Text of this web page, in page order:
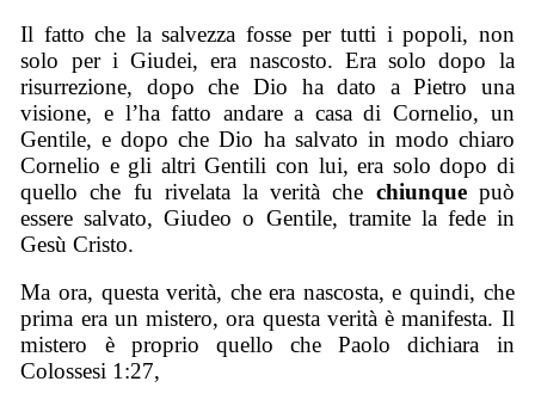
Il fatto che la salvezza fosse per tutti i popoli, non
solo per i Giudei, era nascosto. Era solo dopo la
risurrezione, dopo che Dio ha dato a Pietro una
visione, e l’ha fatto andare a casa di Cornelio, un
Gentile, e dopo che Dio ha salvato in modo chiaro
Cornelio e gli altri Gentili con lui, era solo dopo di
quello che fu rivelata la verità che chiunque può
essere salvato, Giudeo o Gentile, tramite la fede in
Gesù Cristo.
Ma ora, questa verità, che era nascosta, e quindi, che
prima era un mistero, ora questa verità è manifesta. Il
mistero è proprio quello che Paolo dichiara in
Colossesi 1:27,